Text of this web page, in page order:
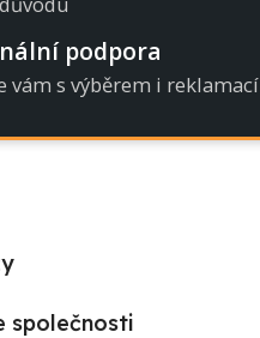
podpora
vám s výběrem i reklamací
společnosti